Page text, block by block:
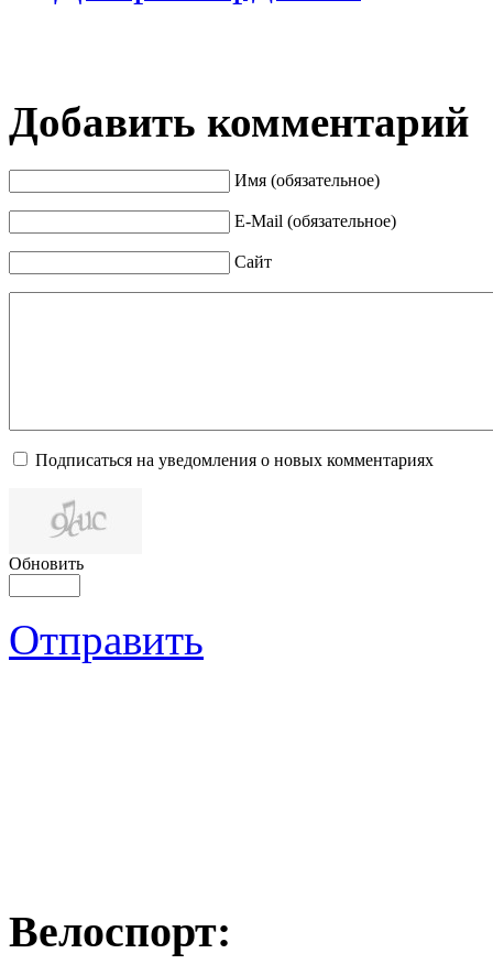
Добавить комментарий
Имя (обязательное)
E-Mail (обязательное)
Сайт
Подписаться на уведомления о новых комментариях
Обновить
Отправить
Велоспорт: